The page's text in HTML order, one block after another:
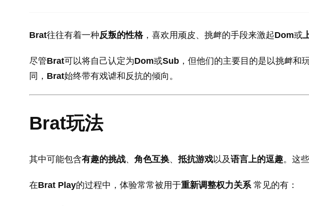
Brat往往有着一种反叛的性格，喜欢用顽皮、挑衅的手段来激起Dom或
尽管Brat可以将自己认定为Dom或Sub ，但他们的主要目的是以挑衅和
同， Brat始终带有戏谑和反抗的倾向。
Brat玩法
其中可能包含有趣的挑战、 角色互换、抵抗游戏以及语言上的逗趣。这
在Brat Play的过程中，体验常常被用于重新调整权力关系 常见的有：